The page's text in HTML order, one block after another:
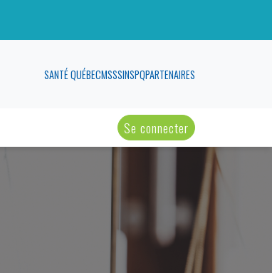
SANTÉ QUÉBECMSSSINSPQPARTENAIRES
Se connecter